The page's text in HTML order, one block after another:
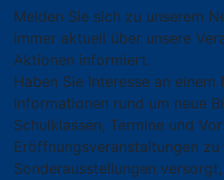
Melden Sie sich zu unserem
immer aktuell über unsere
Aktionen informiert.
Haben Sie Interesse an
Informationen rund um neue
Schulklassen, Termine und
Eröffnungsveranstaltungen zu
Sonderausstellungen